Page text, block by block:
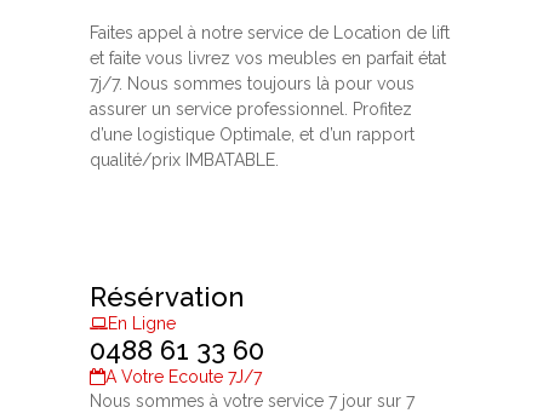
Faites appel à notre service de Location de lift
et faite vous livrez vos meubles en parfait état
7j/7. Nous sommes toujours là pour vous
assurer un service professionnel. Profitez
d’une logistique Optimale, et d’un rapport
qualité/prix IMBATABLE.
Résérvation
En Ligne
0488 61 33 60
A Votre Ecoute 7J/7
Nous sommes à votre service 7 jour sur 7